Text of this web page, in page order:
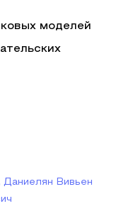
моделей
Даниелян Вивьен